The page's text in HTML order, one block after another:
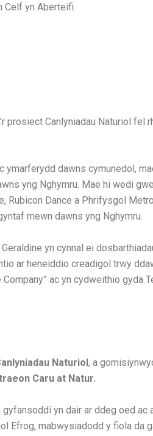
Celf yn Aberteifi.
prosiect Canlyniadau Naturiol fel
dawns cymunedol,
yng Nghymru. Mae hi wedi
Rubicon Dance a Phrifysgol
mewn dawns yng Nghymru.
yn cynnal ei
ar heneiddio creadigol trwy
ac yn cydweithio gyda
Naturiol, a
Caru at Natur.
yn dair ar ddeg oed ac
Efrog, mabwysiadodd y fiola da